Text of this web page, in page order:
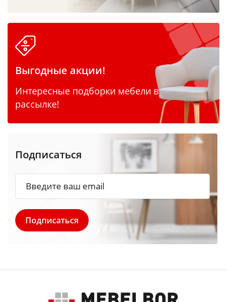
Выгодные акции!
Интересные подборки мебели в
рассылке!
Подписаться